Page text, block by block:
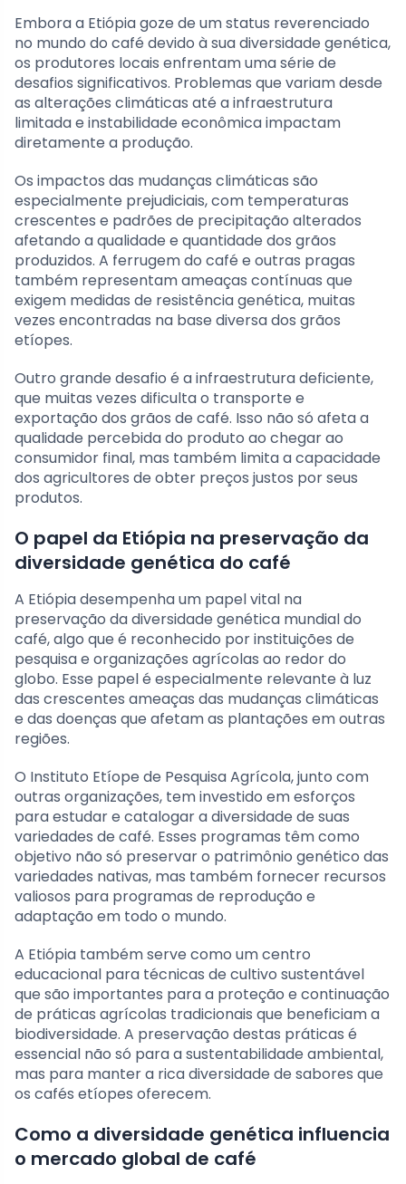
Embora a Etiópia goze de um status reverenciado
no mundo do café devido à sua diversidade genética,
os produtores locais enfrentam uma série de
desafios significativos. Problemas que variam desde
as alterações climáticas até a infraestrutura
limitada e instabilidade econômica impactam
diretamente a produção.
Os impactos das mudanças climáticas são
especialmente prejudiciais, com temperaturas
crescentes e padrões de precipitação alterados
afetando a qualidade e quantidade dos grãos
produzidos. A ferrugem do café e outras pragas
também representam ameaças contínuas que
exigem medidas de resistência genética, muitas
vezes encontradas na base diversa dos grãos
etíopes.
Outro grande desafio é a infraestrutura deficiente,
que muitas vezes dificulta o transporte e
exportação dos grãos de café. Isso não só afeta a
qualidade percebida do produto ao chegar ao
consumidor final, mas também limita a capacidade
dos agricultores de obter preços justos por seus
produtos.
O papel da Etiópia na preservação da
diversidade genética do café
A Etiópia desempenha um papel vital na
preservação da diversidade genética mundial do
café, algo que é reconhecido por instituições de
pesquisa e organizações agrícolas ao redor do
globo. Esse papel é especialmente relevante à luz
das crescentes ameaças das mudanças climáticas
e das doenças que afetam as plantações em outras
regiões.
O Instituto Etíope de Pesquisa Agrícola, junto com
outras organizações, tem investido em esforços
para estudar e catalogar a diversidade de suas
variedades de café. Esses programas têm como
objetivo não só preservar o patrimônio genético das
variedades nativas, mas também fornecer recursos
valiosos para programas de reprodução e
adaptação em todo o mundo.
A Etiópia também serve como um centro
educacional para técnicas de cultivo sustentável
que são importantes para a proteção e continuação
de práticas agrícolas tradicionais que beneficiam a
biodiversidade. A preservação destas práticas é
essencial não só para a sustentabilidade ambiental,
mas para manter a rica diversidade de sabores que
os cafés etíopes oferecem.
Como a diversidade genética influencia
o mercado global de café